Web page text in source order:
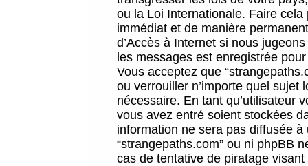
ou la Loi Internationale. Faire
immédiat et de manière
d’Accès à Internet si nous
les messages est enregistrée
Vous acceptez que
ou verrouiller n’importe quel sujet
nécessaire. En tant qu’utilisateur
vous avez entré soient stockées
information ne sera pas diffusée
“strangepaths.com” ou ni phpBB
cas de tentative de piratage